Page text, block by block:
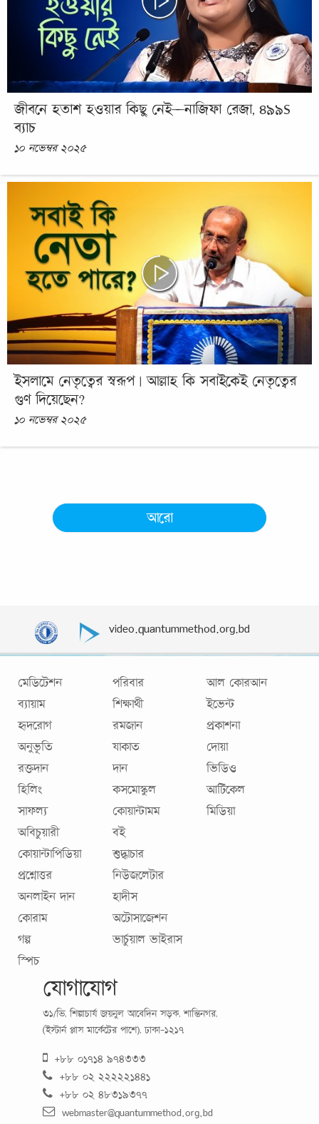
জীবনে হতাশ হওয়ার কিছু নেই—নাজিফা রেজা, ৪৯৯S
ব্যাচ
১০ নভেম্বর ২০২৫
ইসলামে নেতৃত্বের স্বরূপ | আল্লাহ কি সবাইকেই নেতৃত্বের
গুণ দিয়েছেন?
১০ নভেম্বর ২০২৫
আরো
video.quantummethod.org.bd
মেডিটেশন
ব্যায়াম
হৃদরোগ
অনুভূতি
রক্তদান
হিলিং
সাফল্য
পরিবার
শিক্ষার্থী
রমজান
যাকাত
দান
কসমোস্কুল
কোয়ান্টামম
আল কোরআন
ইভেন্ট
প্রকাশনা
দোয়া
ভিডিও
আর্টিকেল
মিডিয়া
অবিচুয়ারী
কোয়ান্টাপিডিয়া
প্রশ্নোত্তর
অনলাইন দান
কোরাম
গল্প
স্পিচ
বই
শুদ্ধাচার
নিউজলেটার
হাদীস
অটোসাজেশন
ভার্চুয়াল ভাইরাস
যোগাযোগ
৩১/ভি, শিল্পাচার্য জয়নুল আবেদিন সড়ক, শান্তিনগর,
(ইস্টার্ন প্লাস মার্কেটের পাশে), ঢাকা-১২১৭
+৮৮ ০১৭১৪ ৯৭৪৩৩৩
+৮৮ ০২ ২২২২২১৪৪১
+৮৮ ০২ ৪৮৩১৯৩৭৭
webmaster@quantummethod.org.bd